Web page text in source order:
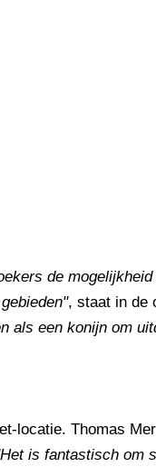
de
, staat in de
als een konijn om
locatie. Thomas
is fantastisch om